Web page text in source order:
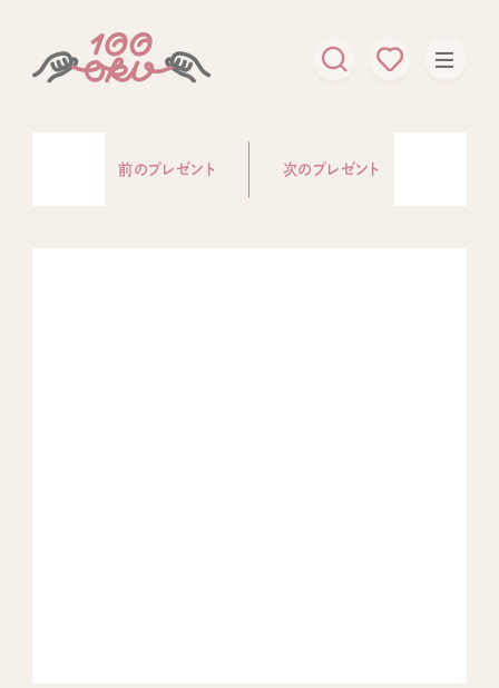
前のプレゼント 次のプレゼント